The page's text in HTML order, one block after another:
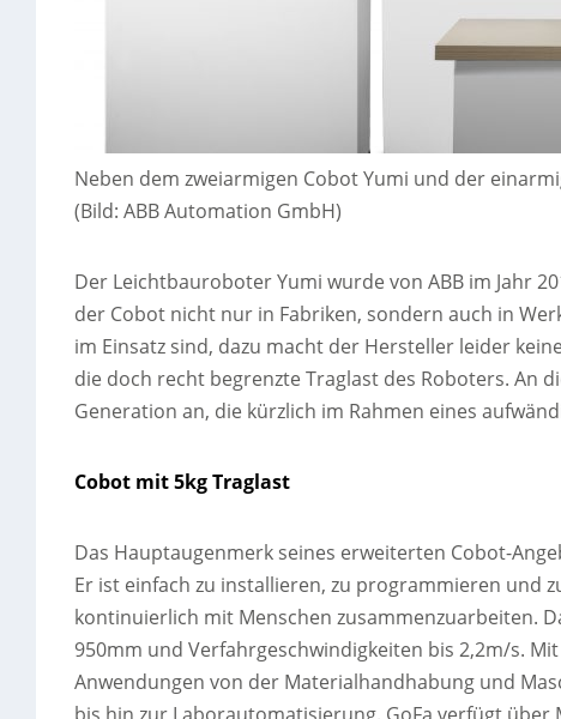
Neben dem zweiarmigen Cobot Yumi und der
(Bild: ABB Automation GmbH)
Der Leichtbauroboter Yumi wurde von ABB im Jahr
der Cobot nicht nur in Fabriken, sondern auch in
im Einsatz sind, dazu macht der Hersteller leider
die doch recht begrenzte Traglast des Roboters. An
Generation an, die kürzlich im Rahmen eines
Cobot mit 5kg Traglast
Das Hauptaugenmerk seines erweiterten Cobot-
Er ist einfach zu installieren, zu programmieren und
kontinuierlich mit Menschen zusammenzuarbeiten.
950mm und Verfahrgeschwindigkeiten bis 2,2m/s.
Anwendungen von der Materialhandhabung und